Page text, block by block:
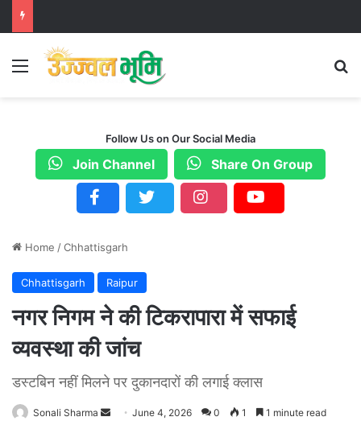
Menu
Follow Us on Our Social Media
Join Channel Share On Group
Home /Chhattisgarh
Chhattisgarh Raipur
नगर निगम ने की टिकरापारा में सफाई
व्यवस्था की जांच
डस्टबिन नहीं मिलने पर दुकानदारों की लगाई क्लास
Sonali Sharma June 4, 2026 0 1 1 minute read